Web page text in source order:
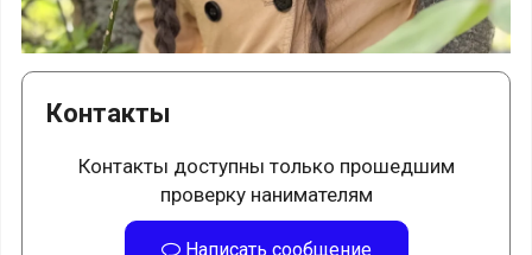
Контакты
Контакты доступны только прошедшим
проверку нанимателям
Написать сообщение